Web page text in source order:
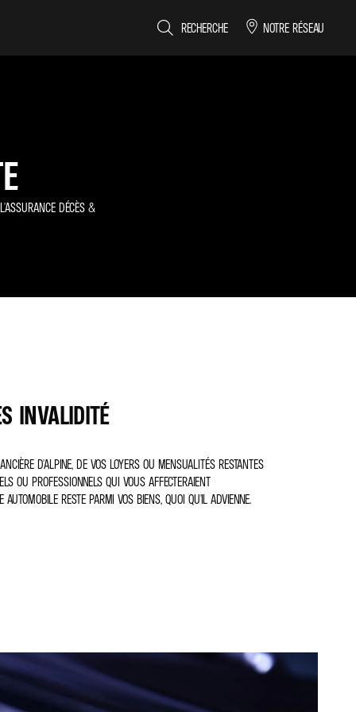
RECHERCHE NOTRE RÉSEAU
DÉCÈS &
INVALIDITÉ
D'ALPINE, DE VOS LOYERS OU MENSUALITÉS RESTANTES
OU PROFESSIONNELS QUI VOUS AFFECTERAIENT
AUTOMOBILE RESTE PARMI VOS BIENS, QUOI QU'IL ADVIENNE.